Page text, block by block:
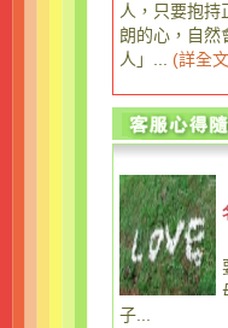
人，只要抱持
朗的心，自然
人」...
(詳全文
子...